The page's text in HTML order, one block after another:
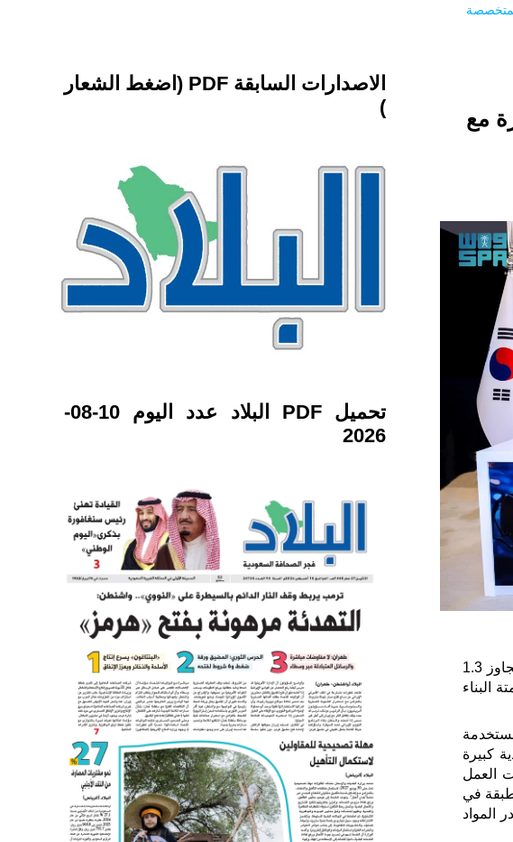
مع
أبرمت نيوم اتفاقية تأسيس مشروع مشترك مع شركة “سامسونج آند تي” باستثمار يتجاوز 1.3
البناء
كبيرة
العمل
في
المواد
الاصدارات السابقة PDF (اضغط الشعار
)
تحميل PDF البلاد عدد اليوم 10-08-
2026